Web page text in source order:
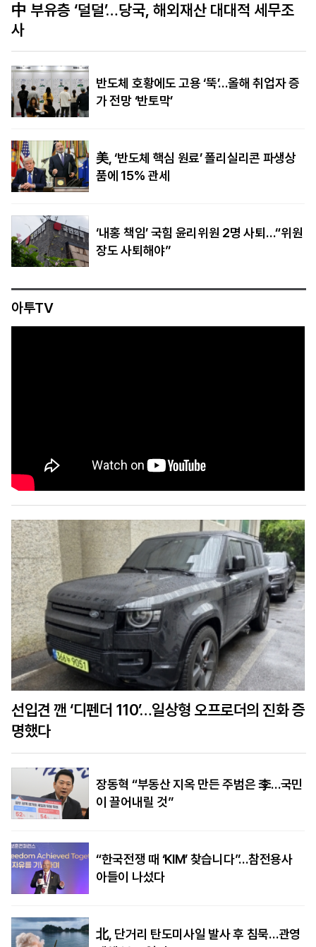
시진핑 방미 앞두고…中, 美기업 제재·드론 수출
제한 발표
반도체 호황에도 고용 ‘뚝’…올해 취업자 증
가 전망 ‘반토막’
美, ‘반도체 핵심 원료’ 폴리실리콘 파생상
품에 15% 관세
‘내홍 책임’ 국힘 윤리위원 2명 사퇴…“위원
장도 사퇴해야”
아투TV
선입견 깬 ‘디펜더 110’…일상형 오프로더의 진화 증
명했다
장동혁 “부동산 지옥 만든 주범은 李…국민
이 끌어내릴 것”
“한국전쟁 때 ‘KIM’ 찾습니다”…참전용사
아들이 나섰다
北, 단거리 탄도미사일 발사 후 침묵…관영